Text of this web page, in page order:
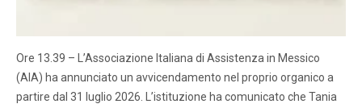
Ore 13.39 – L’Associazione Italiana di Assistenza in Messico
(AIA) ha annunciato un avvicendamento nel proprio organico a
partire dal 31 luglio 2026. L’istituzione ha comunicato che Tania